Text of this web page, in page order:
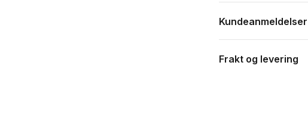
Kundeanmeldelser
Frakt og levering